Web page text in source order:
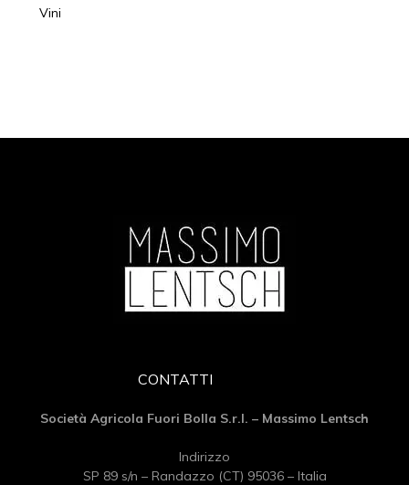
Vini
CONTATTI
Società Agricola Fuori Bolla S.r.l. – Massimo Lentsch
Indirizzo
SP 89 s/n – Randazzo (CT) 95036 – Italia